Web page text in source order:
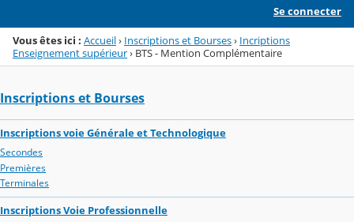
Se connecter
Vous êtes ici : Accueil› Inscriptions et Bourses› Incriptions
Enseignement supérieur› BTS - Mention Complémentaire
Inscriptions et Bourses
Inscriptions voie Générale et Technologique
Secondes
Premières
Terminales
Inscriptions Voie Professionnelle